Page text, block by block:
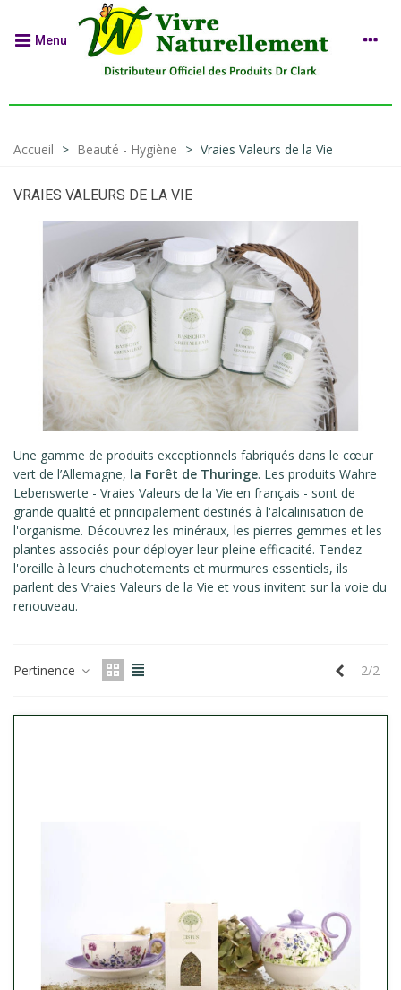
Menu
Accueil > Beauté - Hygiène > Vraies Valeurs de la Vie
VRAIES VALEURS DE LA VIE
Une gamme de produits exceptionnels fabriqués dans le cœur
vert de l’Allemagne, la Forêt de Thuringe. Les produits Wahre
Lebenswerte - Vraies Valeurs de la Vie en français - sont de
grande qualité et principalement destinés à l'alcalinisation de
l'organisme. Découvrez les minéraux, les pierres gemmes et les
plantes associés pour déployer leur pleine efficacité. Tendez
l'oreille à leurs chuchotements et murmures essentiels, ils
parlent des Vraies Valeurs de la Vie et vous invitent sur la voie du
renouveau.
Pertinence 2/2